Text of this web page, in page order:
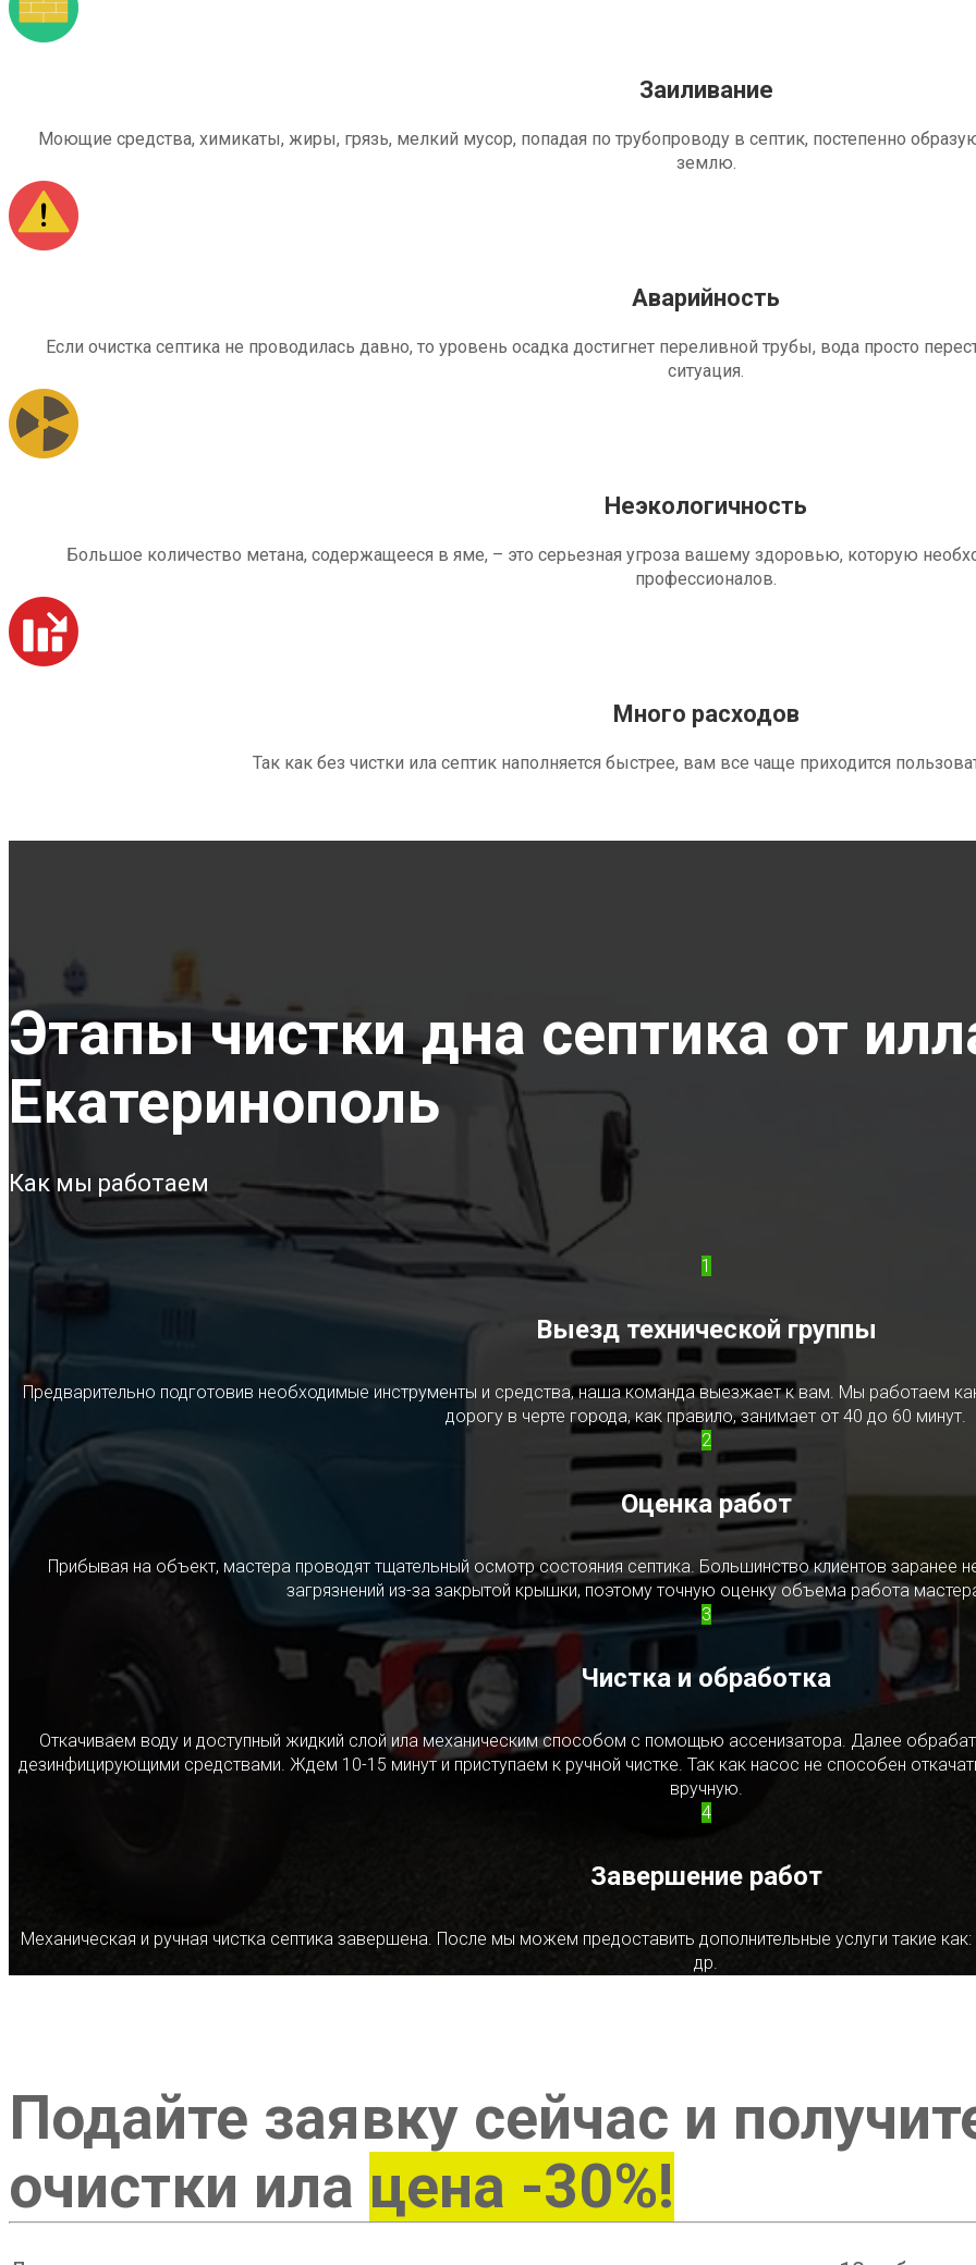
Заиливание
Моющие средства, химикаты, жиры, грязь, мелкий мусор, попадая по трубопроводу в септик, постепенно
землю.
Аварийность
Если очистка септика не проводилась давно, то уровень осадка достигнет переливной трубы, вода просто
ситуация.
Неэкологичность
Большое количество метана, содержащееся в яме, – это серьезная угроза вашему здоровью, которую
профессионалов.
Много расходов
Так как без чистки ила септик наполняется быстрее, вам все чаще приходится
Этапы чистки дна септика от
Екатеринополь
Как мы работаем
1
Выезд технической группы
Предварительно подготовив необходимые инструменты и средства, наша команда выезжает к вам. Мы работаем
дорогу в черте города, как правило, занимает от 40 до 60 минут.
2
Оценка работ
Прибывая на объект, мастера проводят тщательный осмотр состояния септика. Большинство клиентов заранее
загрязнений из-за закрытой крышки, поэтому точную оценку объема работа
3
Чистка и обработка
Откачиваем воду и доступный жидкий слой ила механическим способом с помощью ассенизатора. Далее
дезинфицирующими средствами. Ждем 10-15 минут и приступаем к ручной чистке. Так как насос не способен
вручную.
4
Завершение работ
Механическая и ручная чистка септика завершена. После мы можем предоставить дополнительные услуги такие
др.
Подайте заявку сейчас и
очистки ила цена -30%!